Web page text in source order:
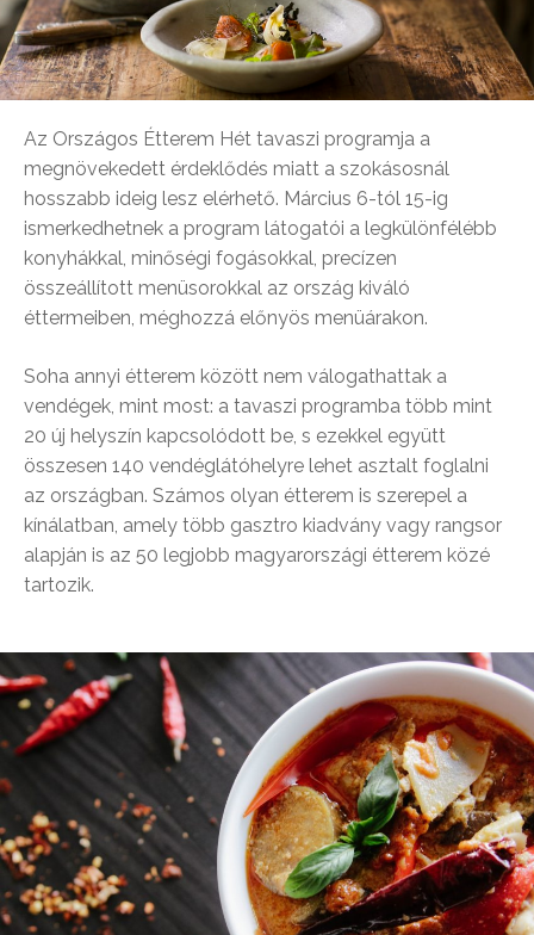
Az Országos Étterem Hét tavaszi programja a
megnövekedett érdeklődés miatt a szokásosnál
hosszabb ideig lesz elérhető. Március 6-tól 15-ig
ismerkedhetnek a program látogatói a legkülönfélébb
konyhákkal, minőségi fogásokkal, precízen
összeállított menüsorokkal az ország kiváló
éttermeiben, méghozzá előnyös menüárakon.
Soha annyi étterem között nem válogathattak a
vendégek, mint most: a tavaszi programba több mint
20 új helyszín kapcsolódott be, s ezekkel együtt
összesen 140 vendéglátóhelyre lehet asztalt foglalni
az országban. Számos olyan étterem is szerepel a
kínálatban, amely több gasztro kiadvány vagy rangsor
alapján is az 50 legjobb magyarországi étterem közé
tartozik.